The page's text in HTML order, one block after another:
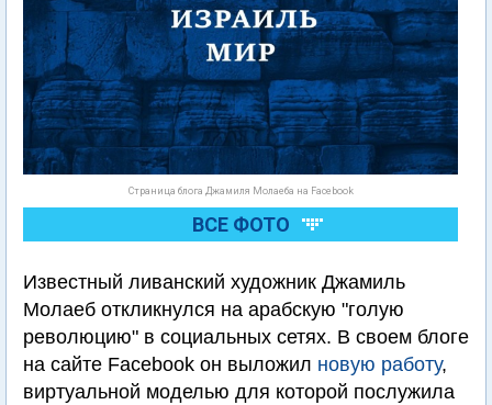
Страница блога Джамиля Молаеба на Facebook
ВСЕ ФОТО
Известный ливанский художник Джамиль
Молаеб откликнулся на арабскую "голую
революцию" в социальных сетях. В своем блоге
на сайте Facebook он выложил новую работу,
виртуальной моделью для которой послужила